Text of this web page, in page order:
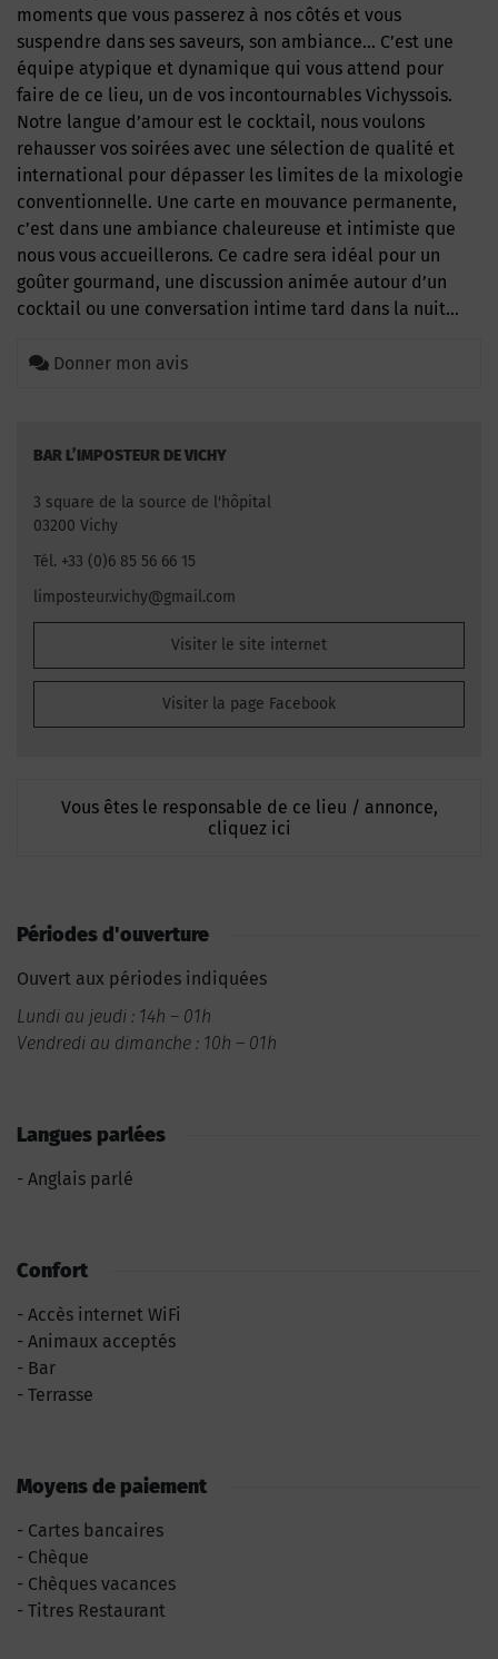
moments que vous passerez à nos côtés et vous
suspendre dans ses saveurs, son ambiance… C’est une
équipe atypique et dynamique qui vous attend pour
faire de ce lieu, un de vos incontournables Vichyssois.
Notre langue d’amour est le cocktail, nous voulons
rehausser vos soirées avec une sélection de qualité et
international pour dépasser les limites de la mixologie
conventionnelle. Une carte en mouvance permanente,
c’est dans une ambiance chaleureuse et intimiste que
nous vous accueillerons. Ce cadre sera idéal pour un
goûter gourmand, une discussion animée autour d’un
cocktail ou une conversation intime tard dans la nuit…
Donner mon avis
BAR L’IMPOSTEUR DE VICHY
3 square de la source de l'hôpital
03200 Vichy
Tél. +33 (0)6 85 56 66 15
limposteur.vichy@gmail.com
Visiter le site internet
Visiter la page Facebook
Vous êtes le responsable de ce lieu / annonce,
cliquez ici
Périodes d'ouverture
Ouvert aux périodes indiquées
Lundi au jeudi : 14h – 01h
Vendredi au dimanche : 10h – 01h
Langues parlées
Anglais parlé
Confort
Accès internet WiFi
Animaux acceptés
Bar
Terrasse
Moyens de paiement
Cartes bancaires
Chèque
Chèques vacances
Titres Restaurant